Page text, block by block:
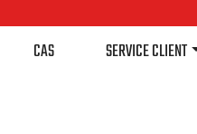
CAS SERVICE CLIENT